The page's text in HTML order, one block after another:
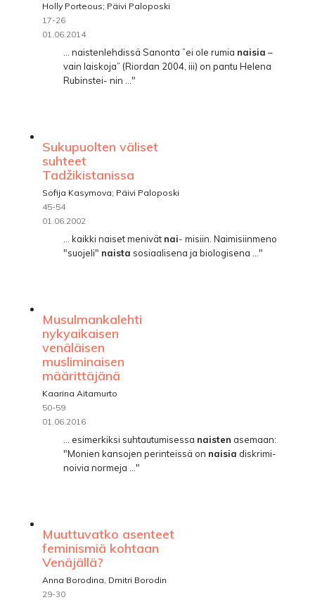
Holly Porteous; Päivi Paloposki
17-26
01.06.2014
... naistenlehdissä Sanonta ”ei ole rumia naisia –
vain laiskoja” (Riordan 2004, iii) on pantu Helena
Rubinstei- nin ..."
Sukupuolten väliset
suhteet
Tadžikistanissa
Sofija Kasymova; Päivi Paloposki
45-54
01.06.2002
... kaikki naiset menivät nai- misiin. Naimisiinmeno
"suojeli" naista sosiaalisena ja biologisena ..."
Musulmankalehti
nykyaikaisen
venäläisen
musliminaisen
määrittäjänä
Kaarina Aitamurto
50-59
01.06.2016
... esimerkiksi suhtautumisessa naisten asemaan:
"Monien kansojen perinteissä on naisia diskrimi-
noivia normeja ..."
Muuttuvatko asenteet
feminismiä kohtaan
Venäjällä?
Anna Borodina, Dmitri Borodin
29-30